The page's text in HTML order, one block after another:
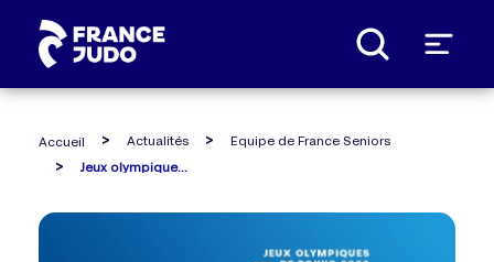
Accueil Actualités
Equipe de France Seniors
Jeux olympiques - les sélections sont connues